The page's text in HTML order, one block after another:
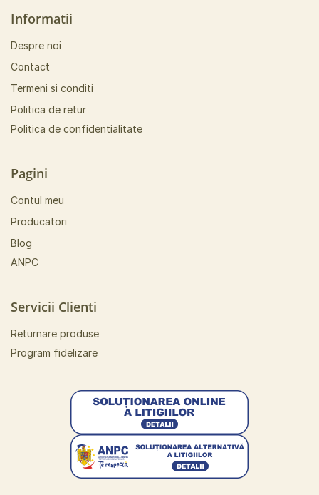
Informatii
Despre noi
Contact
Termeni si conditi
Politica de retur
Politica de confidentialitate
Pagini
Contul meu
Producatori
Blog
ANPC
Servicii Clienti
Returnare produse
Program fidelizare